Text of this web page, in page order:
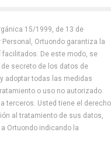
15/1999, de 13 de
Ortuondo garantiza la
De este modo, se
secreto de los datos de
adoptar todas las medidas
o uso no autorizado.
terceros. Usted tiene el derecho
al tratamiento de sus datos,
Ortuondo indicando la